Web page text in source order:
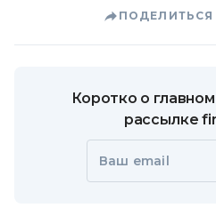
Коротко о
рассылке
Ваш email